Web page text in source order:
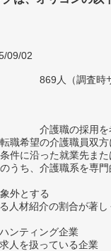
09/02
869人（調査時
介護職の採用を
職希望の介護職員双方
件に沿った就業先また
うち、介護職系を専門
外とする
人材紹介の割合が著し
ンティング企業
人を扱っている企業